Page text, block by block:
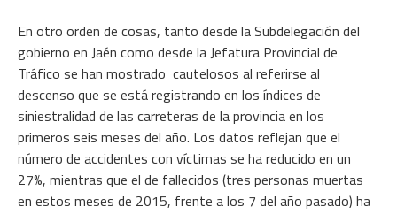
En otro orden de cosas, tanto desde la Subdelegación del
gobierno en Jaén como desde la Jefatura Provincial de
Tráfico se han mostrado cautelosos al referirse al
descenso que se está registrando en los índices de
siniestralidad de las carreteras de la provincia en los
primeros seis meses del año. Los datos reflejan que el
número de accidentes con víctimas se ha reducido en un
27%, mientras que el de fallecidos (tres personas muertas
en estos meses de 2015, frente a los 7 del año pasado) ha